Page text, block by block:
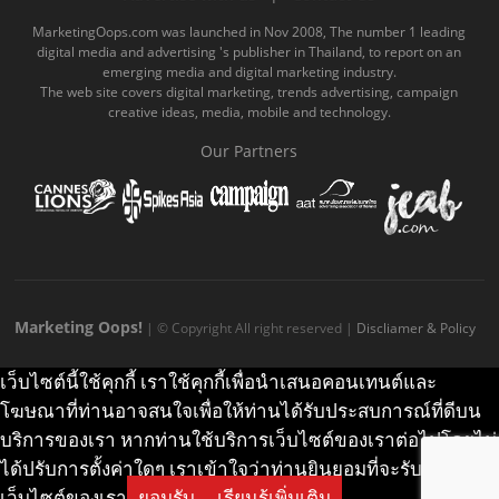
o
o
k
c
o
b
e
.
o
m
e
g
r
a
.
k
.
c
m
MarketingOops.com was launched in Nov 2008, The number 1 leading
digital media and advertising 's publisher in Thailand, to report on an
emerging media and digital marketing industry.
The web site covers digital marketing, trends advertising, campaign
creative ideas, media, mobile and technology.
Our Partners
Marketing Oops! | © Copyright All right reserved | Discliamer & Policy
เว็บไซต์นี้ใช้คุกกี้ เราใช้คุกกี้เพื่อนำเสนอคอนเทนต์และ
โฆษณาที่ท่านอาจสนใจเพื่อให้ท่านได้รับประสบการณ์ที่ดีบน
บริการของเรา หากท่านใช้บริการเว็บไซต์ของเราต่อไปโดยไม่
ได้ปรับการตั้งค่าใดๆ เราเข้าใจว่าท่านยินยอมที่จะรับคุกกี้บน